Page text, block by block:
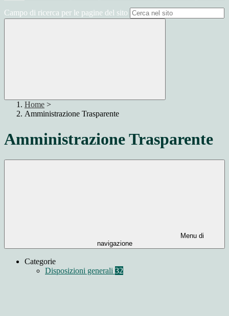
Campo di ricerca per le pagine del sito
Home >
Amministrazione Trasparente
Amministrazione Trasparente
Menu di
navigazione
Categorie
Disposizioni generali 32